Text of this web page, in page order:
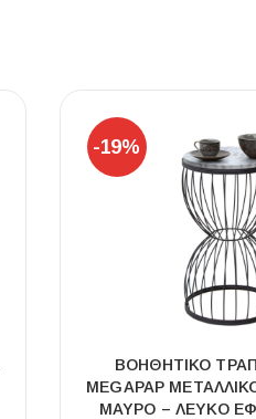
-19%
ΒΟΗΘΗΤΙΚΌ
MEGAPAP
ΜΑΎΡΟ – ΛΕΥΚΌ